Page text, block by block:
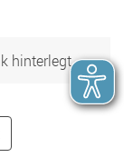
hinterlegt.